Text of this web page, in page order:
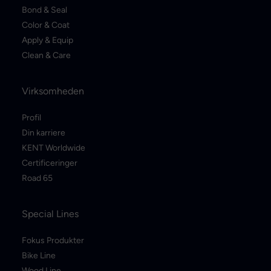
Bond & Seal
Color & Coat
Apply & Equip
Clean & Care
Virksomheden
Profil
Din karriere
KENT Worldwide
Certificeringer
Road 65
Special Lines
Fokus Produkter
Bike Line